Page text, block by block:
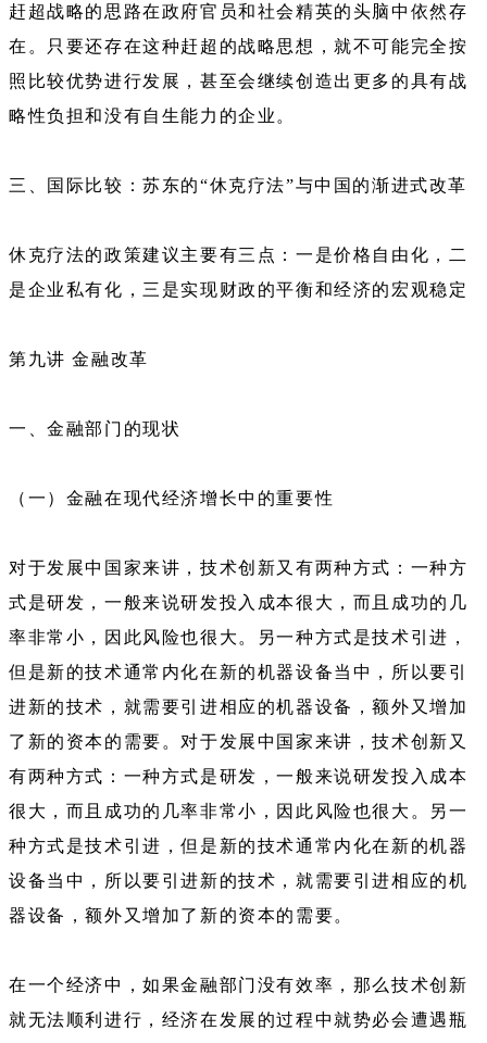
赶超战略的思路在政府官员和社会精英的头脑中依然存
在。只要还存在这种赶超的战略思想，就不可能完全按
照比较优势进行发展，甚至会继续创造出更多的具有战
略性负担和没有自生能力的企业。
三、国际比较：苏东的“休克疗法”与中国的渐进式改革
休克疗法的政策建议主要有三点：一是价格自由化，二
是企业私有化，三是实现财政的平衡和经济的宏观稳定
第九讲 金融改革
一、金融部门的现状
（一）金融在现代经济增长中的重要性
对于发展中国家来讲，技术创新又有两种方式：一种方
式是研发，一般来说研发投入成本很大，而且成功的几
率非常小，因此风险也很大。另一种方式是技术引进，
但是新的技术通常内化在新的机器设备当中，所以要引
进新的技术，就需要引进相应的机器设备，额外又增加
了新的资本的需要。对于发展中国家来讲，技术创新又
有两种方式：一种方式是研发，一般来说研发投入成本
很大，而且成功的几率非常小，因此风险也很大。另一
种方式是技术引进，但是新的技术通常内化在新的机器
设备当中，所以要引进新的技术，就需要引进相应的机
器设备，额外又增加了新的资本的需要。
在一个经济中，如果金融部门没有效率，那么技术创新
就无法顺利进行，经济在发展的过程中就势必会遭遇瓶